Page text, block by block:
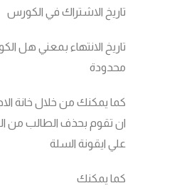
تاريخ الاشتراك في الكورس
تاريخ الانتهاء بمعني هل
محدودة
كما يمكنك من خلال خانة
ان تقوم بحذف الطالب من
علي ايقونة السلة
كما يمكنك